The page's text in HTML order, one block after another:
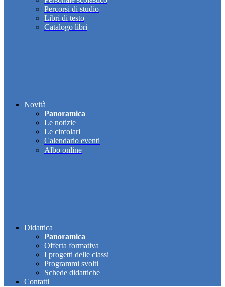
Percorsi di studio
Libri di testo
Catalogo libri
Novità
Panoramica
Le notizie
Le circolari
Calendario eventi
Albo online
Didattica
Panoramica
Offerta formativa
I progetti delle classi
Programmi svolti
Schede didattiche
Contatti